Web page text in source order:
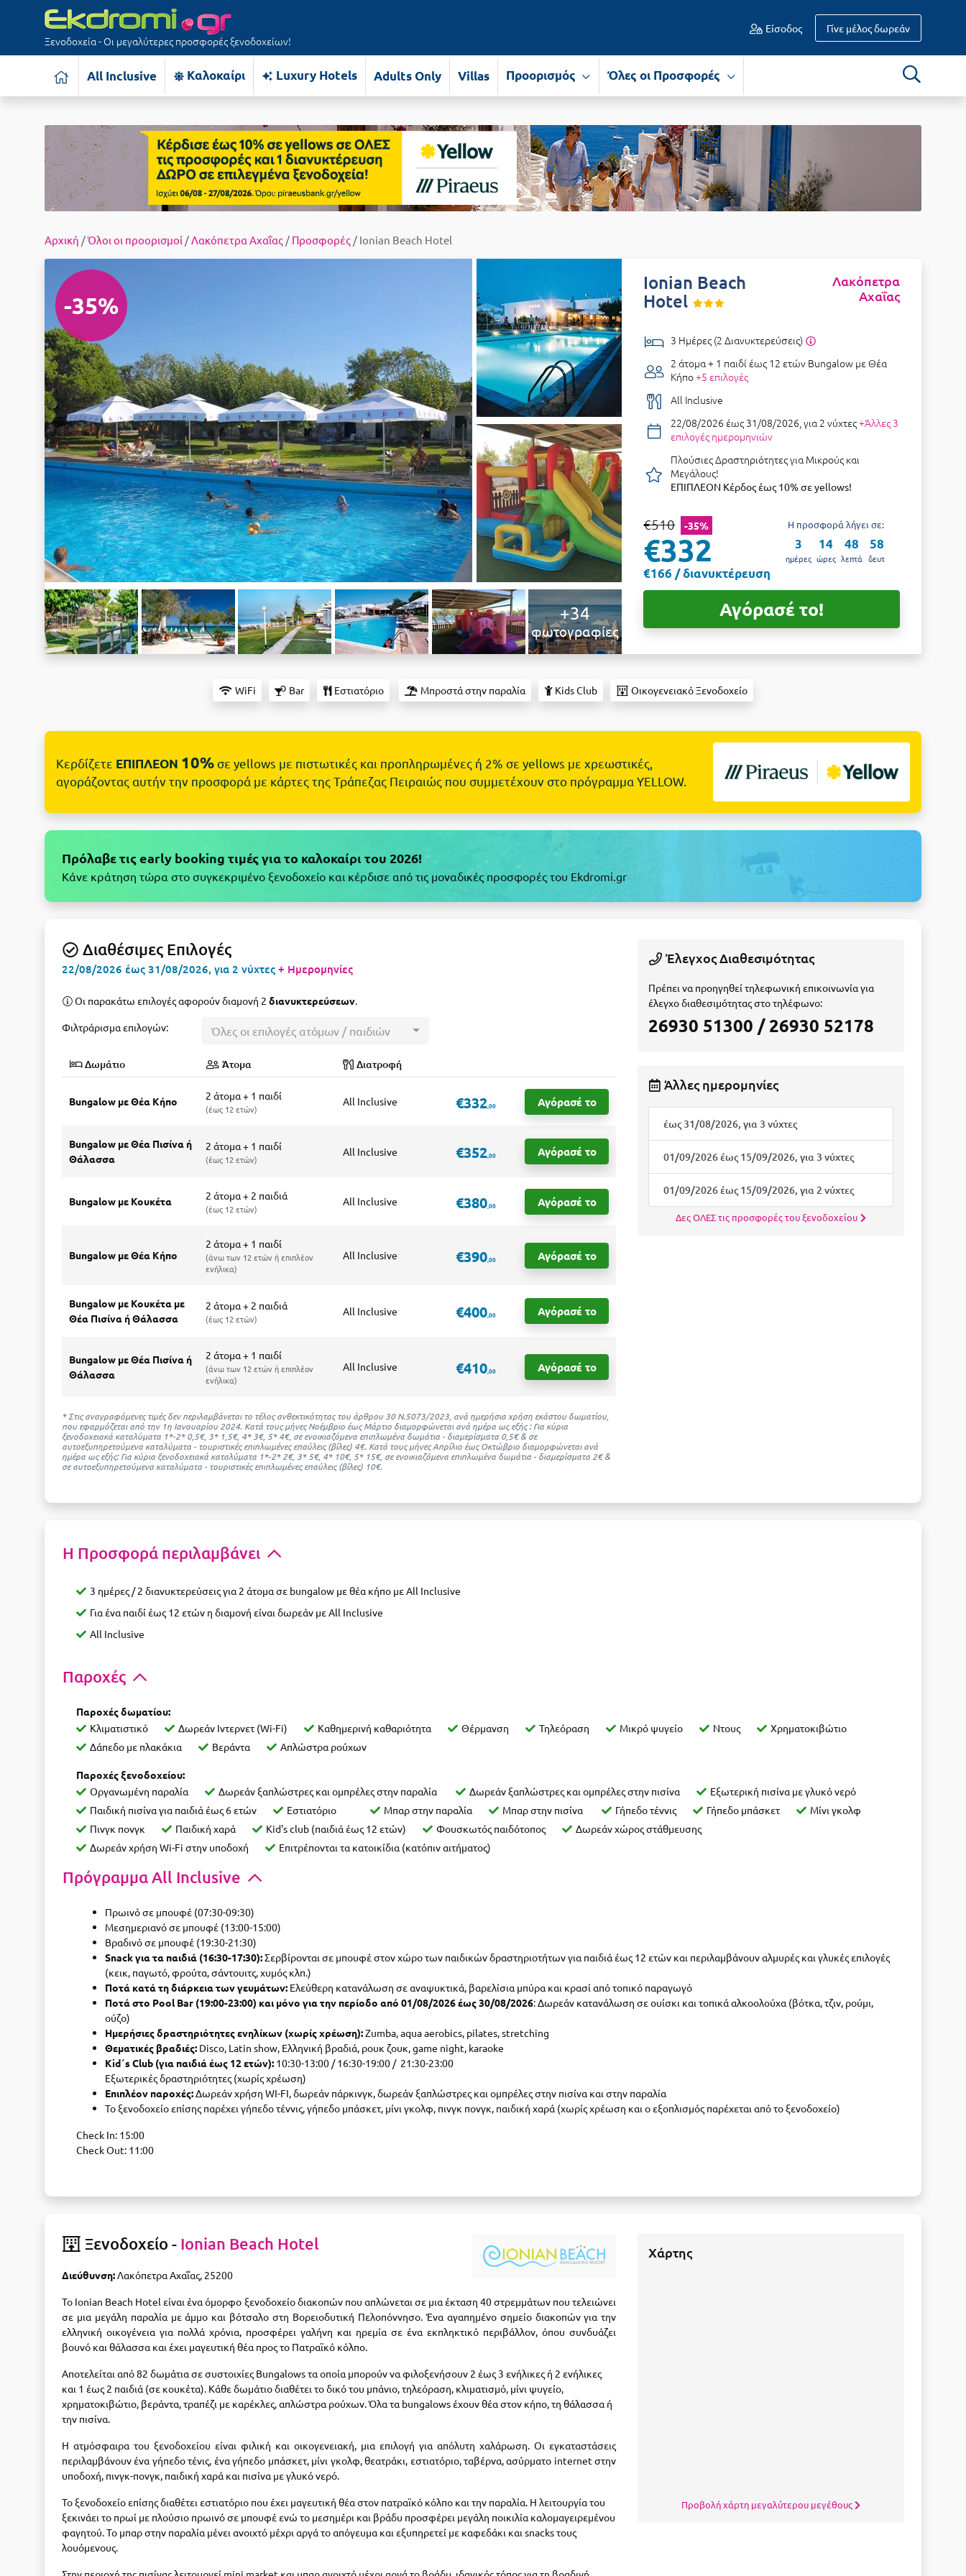
Ξενοδοχεία - Οι μεγαλύτερες προσφορές ξενοδοχείων!
Είσοδος Γίνε μέλος δωρεάν
All Inclusive Καλοκαίρι Luxury Hotels Adults Only Villas Προορισμός Όλες οι Προσφορές
Αρχική /Όλοι οι προορισμοί /Λακόπετρα Αχαΐας / Προσφορές / Ionian Beach Hotel
-35%
+34
φωτογραφίες
Ionian Beach
Hotel
Λακόπετρα
Αχαΐας
3 Ημέρες (2 Διανυκτερεύσεις)
2 άτομα + 1 παιδί έως 12 ετών Bungalow με Θέα
Κήπο+5 επιλογές
All Inclusive
22/08/2026 έως 31/08/2026, για 2 νύχτες+Άλλες 3
επιλογές ημερομηνιών
Πλούσιες Δραστηριότητες για Μικρούς και
Μεγάλους!
ΕΠΙΠΛΕΟΝ Κέρδος έως 10% σε yellows!
€510 -35%
€332
€166 / διανυκτέρευση
Η προσφορά λήγει σε:
3
ημέρες
14
ώρες
48
λεπτά
57
δευτ
Αγόρασέ το!
WiFi Bar Εστιατόριο Μπροστά στην παραλία Kids Club Οικογενειακό Ξενοδοχείο
Κερδίζετε ΕΠΙΠΛΕΟΝ 10%σε yellows με πιστωτικές και προπληρωμένες ή 2% σε yellows με χρεωστικές,
αγοράζοντας αυτήν την προσφορά με κάρτες της Τράπεζας Πειραιώς που συμμετέχουν στο πρόγραμμα YELLOW.
Πρόλαβε τις early booking τιμές για το καλοκαίρι του 2026!
Κάνε κράτηση τώρα στο συγκεκριμένο ξενοδοχείο και κέρδισε από τις μοναδικές προσφορές του Ekdromi.gr
Διαθέσιμες Επιλογές
22/08/2026 έως 31/08/2026, για 2 νύχτες + Ημερομηνίες
Οι παρακάτω επιλογές αφορούν διαμονή 2διανυκτερεύσεων.
Φιλτράρισμα επιλογών: Όλες οι επιλογές ατόμων / παιδιών
Δωμάτιο Άτομα Διατροφή
Bungalow με Θέα Κήπο 2 άτομα + 1 παιδί
έως 12 ετών
All Inclusive €332,00 Αγόρασέ το
Bungalow με Θέα Πισίνα ή
Θάλασσα
2 άτομα + 1 παιδί
έως 12 ετών
All Inclusive €352,00 Αγόρασέ το
Bungalow με Κουκέτα 2 άτομα + 2 παιδιά
έως 12 ετών
All Inclusive €380,00 Αγόρασέ το
Bungalow με Θέα Κήπο
2 άτομα + 1 παιδί
άνω των 12 ετών ή επιπλέον
ενήλικα
All Inclusive €390,00 Αγόρασέ το
Bungalow με Κουκέτα με
Θέα Πισίνα ή Θάλασσα
2 άτομα + 2 παιδιά
έως 12 ετών
All Inclusive €400,00 Αγόρασέ το
Bungalow με Θέα Πισίνα ή
Θάλασσα
2 άτομα + 1 παιδί
άνω των 12 ετών ή επιπλέον
ενήλικα
All Inclusive €410,00 Αγόρασέ το
* Στις αναγραφόμενες τιμές δεν περιλαμβάνεται το τέλος ανθεκτικότητας του άρθρου 30 Ν.5073/2023, ανά ημερήσια χρήση εκάστου δωματίου,
που εφαρμόζεται από την 1η Ιανουαρίου 2024. Κατά τους μήνες Νοέμβριο έως Μάρτιο διαμορφώνεται ανά ημέρα ως εξής : Για κύρια
ξενοδοχειακά καταλύματα 1*-2* 0,5€, 3* 1,5€, 4* 3€, 5* 4€, σε ενοικιαζόμενα επιπλωμένα δωμάτια - διαμερίσματα 0,5€ & σε
αυτοεξυπηρετούμενα καταλύματα - τουριστικές επιπλωμένες επαύλεις (βίλες) 4€. Kατά τους μήνες Απρίλιο έως Οκτώβριο διαμορφώνεται ανά
ημέρα ως εξής: Για κύρια ξενοδοχειακά καταλύματα 1*-2* 2€, 3* 5€, 4* 10€, 5* 15€, σε ενοικιαζόμενα επιπλωμένα δωμάτια - διαμερίσματα 2€ &
σε αυτοεξυπηρετούμενα καταλύματα - τουριστικές επιπλωμένες επαύλεις (βίλες) 10€.
Έλεγχος Διαθεσιμότητας
Πρέπει να προηγηθεί τηλεφωνική επικοινωνία για
έλεγχο διαθεσιμότητας στο τηλέφωνο:
26930 51300 / 26930 52178
Άλλες ημερομηνίες
έως 31/08/2026, για 3 νύχτες
01/09/2026 έως 15/09/2026, για 3 νύχτες
01/09/2026 έως 15/09/2026, για 2 νύχτες
Δες ΟΛΕΣ τις προσφορές του ξενοδοχείου
Η Προσφορά περιλαμβάνει
3 ημέρες / 2 διανυκτερεύσεις για 2 άτομα σε bungalow με θέα κήπο με All Inclusive
Για ένα παιδί έως 12 ετών η διαμονή είναι δωρεάν με All Inclusive
All Inclusive
Παροχές
Παροχές δωματίου:
Κλιματιστικό
Δωρεάν Ιντερνετ (Wi-Fi) Καθημερινή καθαριότητα Θέρμανση Τηλεόραση Μικρό ψυγείο Nτους
Χρηματοκιβώτιο
Δάπεδο με πλακάκια
Βεράντα Απλώστρα ρούχων
Παροχές ξενοδοχείου:
Οργανωμένη παραλία
Δωρεάν ξαπλώστρες και ομπρέλες στην παραλία Δωρεάν ξαπλώστρες και ομπρέλες στην πισίνα
Εξωτερική πισίνα με γλυκό νερό
Παιδική πισίνα για παιδιά έως 6 ετών
Εστιατόριο Μπαρ στην παραλία Μπαρ στην πισίνα Γήπεδο τέννις Γήπεδο μπάσκετ
Μίνι γκολφ
Πινγκ πονγκ
Παιδική χαρά Kid's club (παιδιά έως 12 ετών) Φουσκωτός παιδότοπος
Δωρεάν χώρος στάθμευσης
Δωρεάν χρήση Wi-Fi στην υποδοχή
Επιτρέπονται τα κατοικίδια (κατόπιν αιτήματος)
Πρόγραμμα All Inclusive
Πρωινό σε μπουφέ (07:30-09:30)
Μεσημεριανό σε μπουφέ (13:00-15:00)
Βραδινό σε μπουφέ (19:30-21:30)
Snack για τα παιδιά (16:30-17:30):Σερβίρονται σε μπουφέ στον χώρο των παιδικών δραστηριοτήτων για παιδιά έως 12 ετών και περιλαμβάνουν αλμυρές και γλυκές επιλογές
(κεικ, παγωτό, φρούτα, σάντουιτς, χυμός κλπ.)
Ποτά κατά τη διάρκεια των γευμάτων: Ελεύθερη κατανάλωση σε αναψυκτικά, βαρελίσια μπύρα και κρασί από τοπικό παραγωγό
Ποτά στο Pool Bar (19:00-23:00) και μόνο για την περίοδο από 01/08/2026 έως 30/08/2026: Δωρεάν κατανάλωση σε ουίσκι και τοπικά αλκοολούχα (βότκα, τζιν, ρούμι,
ούζο)
Ημερήσιες δραστηριότητες ενηλίκων (χωρίς χρέωση):Zumba, aqua aerobics, pilates, stretching
Θεματικές βραδιές: Disco, Latin show, Ελληνική βραδιά, ρουκ ζουκ, game night, karaoke
Kid΄s Club (για παιδιά έως 12 ετών): 10:30-13:00 / 16:30-19:00 / 21:30-23:00
Εξωτερικές δραστηριότητες (χωρίς χρέωση)
Επιπλέον παροχές:Δωρεάν χρήση WI-FI, δωρεάν πάρκινγκ, δωρεάν ξαπλώστρες και ομπρέλες στην πισίνα και στην παραλία
Το ξενοδοχείο επίσης παρέχει γήπεδο τέννις, γήπεδο μπάσκετ, μίνι γκολφ, πινγκ πονγκ, παιδική χαρά (χωρίς χρέωση και ο εξοπλισμός παρέχεται από το ξενοδοχείο)
Check In: 15:00
Check Out: 11:00
Ξενοδοχείο - Ionian Beach Hotel
Διεύθυνση:Λακόπετρα Αχαΐας, 25200
Το Ionian Beach Hotel είναι ένα όμορφο ξενοδοχείο διακοπών που απλώνεται σε μια έκταση 40 στρεμμάτων που τελειώνει
σε μια μεγάλη παραλία με άμμο και βότσαλο στη Βορειοδυτική Πελοπόννησο. Ένα αγαπημένο σημείο διακοπών για την
ελληνική οικογένεια για πολλά χρόνια, προσφέρει γαλήνη και ηρεμία σε ένα εκπληκτικό περιβάλλον, όπου συνδυάζει
βουνό και θάλασσα και έχει μαγευτική θέα προς το Πατραϊκό κόλπο.
Αποτελείται από 82 δωμάτια σε συστοιχίες Bungalows τα οποία μπορούν να φιλοξενήσουν 2 έως 3 ενήλικες ή 2 ενήλικες
και 1 έως 2 παιδιά (σε κουκέτα). Κάθε δωμάτιο διαθέτει το δικό του μπάνιο, τηλεόραση, κλιματισμό, μίνι ψυγείο,
χρηματοκιβώτιο, βεράντα, τραπέζι με καρέκλες, απλώστρα ρούχων. Όλα τα bungalows έχουν θέα στον κήπο, τη θάλασσα ή
την πισίνα.
Η ατμόσφαιρα του ξενοδοχείου είναι φιλική και οικογενειακή, μια επιλογή για απόλυτη χαλάρωση. Οι εγκαταστάσεις
περιλαμβάνουν ένα γήπεδο τένις, ένα γήπεδο μπάσκετ, μίνι γκολφ, θεατράκι, εστιατόριο, ταβέρνα, ασύρματο internet στην
υποδοχή, πινγκ-πονγκ, παιδική χαρά και πισίνα με γλυκό νερό.
Το ξενοδοχείο επίσης διαθέτει εστιατόριο που έχει μαγευτική θέα στον πατραϊκό κόλπο και την παραλία. Η λειτουργία του
ξεκινάει το πρωί με πλούσιο πρωινό σε μπουφέ ενώ το μεσημέρι και βράδυ προσφέρει μεγάλη ποικιλία καλομαγειρεμένου
φαγητού. Το μπαρ στην παραλία μένει ανοιχτό μέχρι αργά το απόγευμα και εξυπηρετεί με καφεδάκι και snacks τους
λουόμενους.
Χάρτης
Προβολή χάρτη μεγαλύτερου μεγέθους